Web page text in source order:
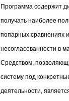
Программа содержит
получать наиболее
попарных сравнениях
несогласованности в
Средством,
систему под
деятельности,